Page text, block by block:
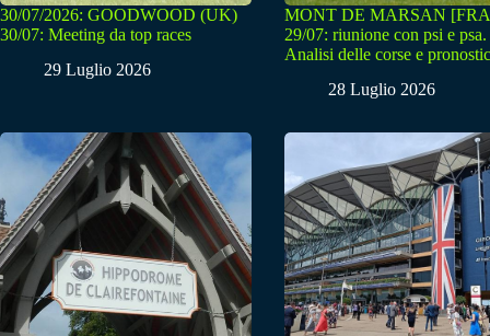
30/07/2026: GOODWOOD (UK)
30/07: Meeting da top races
29 Luglio 2026
MONT DE MARSAN
29/07: riunione con psi e psa.
Analisi delle corse e
28 Luglio 2026